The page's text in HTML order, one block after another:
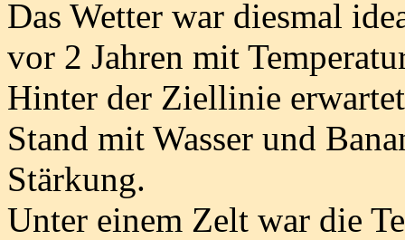
Das Wetter war diesmal
vor 2 Jahren mit
Hinter der Ziellinie
Stand mit Wasser und
Stärkung.
Unter einem Zelt war die